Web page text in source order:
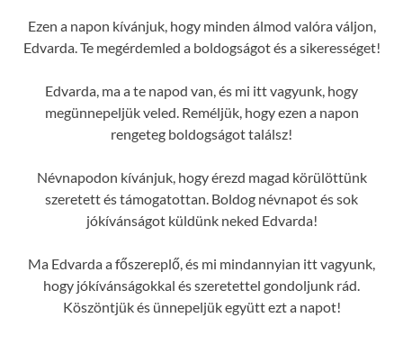
Ezen a napon kívánjuk, hogy minden álmod valóra váljon,
Edvarda. Te megérdemled a boldogságot és a sikerességet!
Edvarda, ma a te napod van, és mi itt vagyunk, hogy
megünnepeljük veled. Reméljük, hogy ezen a napon
rengeteg boldogságot találsz!
Névnapodon kívánjuk, hogy érezd magad körülöttünk
szeretett és támogatottan. Boldog névnapot és sok
jókívánságot küldünk neked Edvarda!
Ma Edvarda a főszereplő, és mi mindannyian itt vagyunk,
hogy jókívánságokkal és szeretettel gondoljunk rád.
Köszöntjük és ünnepeljük együtt ezt a napot!